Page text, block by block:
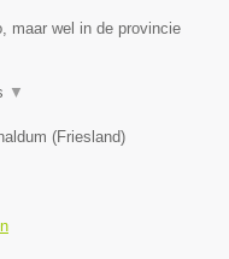
maar wel in de provincie
▼
(Friesland)